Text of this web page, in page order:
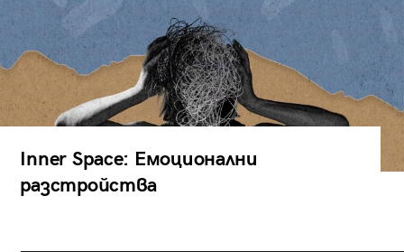
Inner Space: Емоционални
разстройства